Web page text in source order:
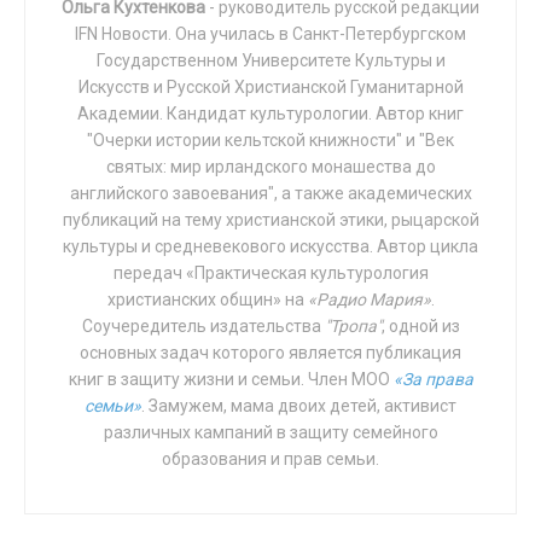
конгрессмен от демократической партии,
призвал однопартийцев-христиан всегда ставить
веру на первое место в своей жизни и
общественной деятельности.
аборты гендерная идеология
Евангелическая церковь Европа
ЛГБТ-идеология
образование религиозная свобода США
Эвтаназия
ритуалы. «Привьёмся, всех привьём, и всё вернётся
в нормальное русло» — с одной стороны. С другой –
«напишем в администрацию, в прокуратуру,
выиграем суд, победим всех, и всем станет счастье».
Однако, вот время идёт, действия не приносят
быстрого «возвращения в прошлое», растёт
раздражение.
В каком-то рассмотрении совершенно не важно,
создан этот кризис искусственно или нет, важно то,
что в нём фонтанируют те проблемы, которые
наживало наше общество десятилетиями –
экономические, политические, государственные,
цивилизационные, этические, личностные. И мы
встречаемся с ним для того, чтобы, говоря
Ольга Кухтенкова - руководитель русской редакции
IFN Новости. Она училась в Санкт-Петербургском
Государственном Университете Культуры и
Искусств и Русской Христианской Гуманитарной
Академии. Кандидат культурологии. Автор книг
"Очерки истории кельтской книжности" и "Век
святых: мир ирландского монашества до
английского завоевания", а также академических
публикаций на тему христианской этики, рыцарской
культуры и средневекового искусства. Автор цикла
передач «Практическая культурология
христианских общин» на «Радио Мария».
Соучередитель издательства "Тропа", одной из
основных задач которого является публикация
книг в защиту жизни и семьи. Член МОО «За права
семьи» . Замужем, мама двоих детей, активист
различных кампаний в защиту семейного
образования и прав семьи.